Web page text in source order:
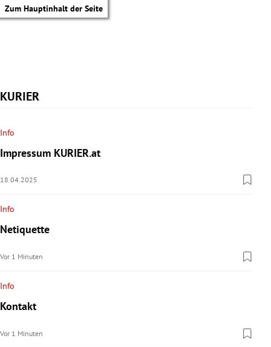
Zum Hauptinhalt der Seite
Untermenü
Untermenü
Untermenü
KURIER
Info
Impressum KURIER.at
18.04.2025
Info
Netiquette
Vor 1 Minuten
Info
Kontakt
Vor 1 Minuten